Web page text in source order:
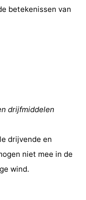
betekenissen van
drijfmiddelen
drijvende en
niet mee in de
wind.